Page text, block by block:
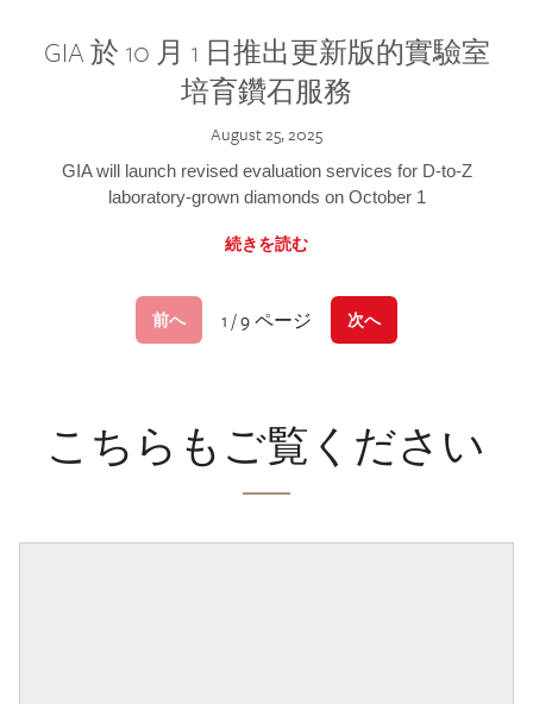
GIA 於 10 月 1 日推出更新版的實驗室
培育鑽石服務
August 25, 2025
GIA will launch revised evaluation services for D-to-Z
laboratory-grown diamonds on October 1
続きを読む
前へ 1 / 9 ページ 次へ
こちらもご覧ください